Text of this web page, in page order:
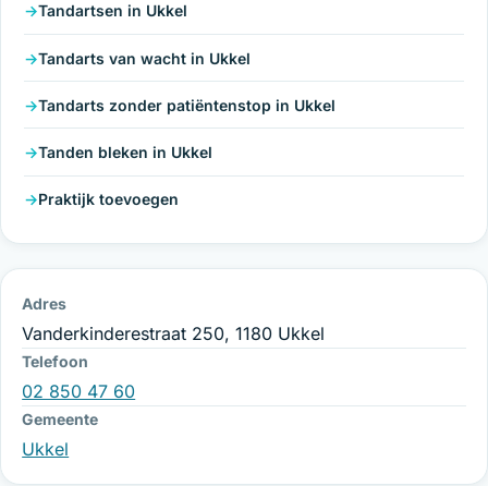
Tandartsen in Ukkel
Tandarts van wacht in Ukkel
Tandarts zonder patiëntenstop in Ukkel
Tanden bleken in Ukkel
Praktijk toevoegen
Adres
Vanderkinderestraat 250, 1180 Ukkel
Telefoon
02 850 47 60
Gemeente
Ukkel